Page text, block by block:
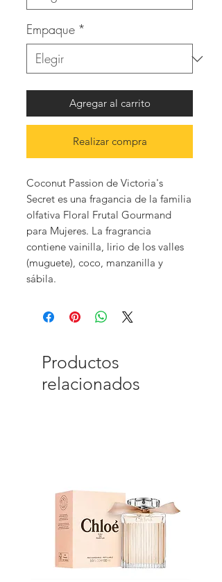
Empaque *
Agregar al carrito
Realizar compra
Coconut Passion de Victoria's
Secret es una fragancia de la familia
olfativa Floral Frutal Gourmand
para Mujeres. La fragrancia
contiene vainilla, lirio de los valles
(muguete), coco, manzanilla y
sábila.
Productos
relacionados